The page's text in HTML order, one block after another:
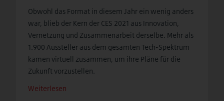
Obwohl das Format in diesem Jahr ein wenig anders
war, blieb der Kern der CES 2021 aus Innovation,
Vernetzung und Zusammenarbeit derselbe. Mehr als
1.900 Aussteller aus dem gesamten Tech-Spektrum
kamen virtuell zusammen, um ihre Pläne für die
Zukunft vorzustellen.
Weiterlesen